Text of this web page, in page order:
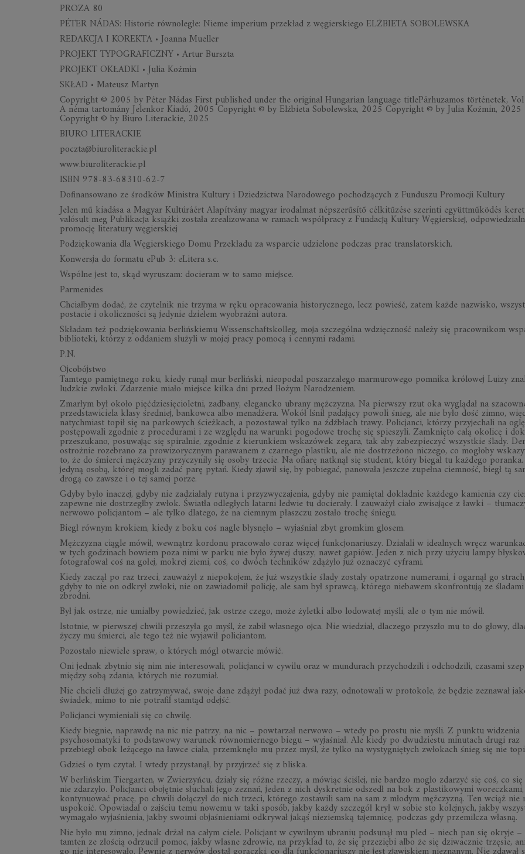
PROZA 80
PÉTER NÁDAS: Historie równoległe: Nieme imperium przekład z węgierskiego ELŻBIETA SOBOLEWSKA
REDAKCJA I KOREKTA • Joanna Mueller
PROJEKT TYPOGRAFICZNY • Artur Burszta
PROJEKT OKŁADKI • Julia Koźmin
SKŁAD • Mateusz Martyn
Copyright © 2005 by Péter Nádas First published under the original Hungarian language titlePárhuzamos történetek,
A néma tartomány Jelenkor Kiadó, 2005 Copyright © by Elżbieta Sobolewska, 2025 Copyright © by Julia Koźmin, 2025
Copyright © by Biuro Literackie, 2025
BIURO LITERACKIE
poczta@biuroliterackie.pl
www.biuroliterackie.pl
ISBN 978-83-68310-62-7
Dofinansowano ze środków Ministra Kultury i Dziedzictwa Narodowego pochodzących z Funduszu Promocji Kultury
Jelen mű kiadása a Magyar Kultúráért Alapítvány magyar irodalmat népszerűsítő célkitűzése szerinti együttműködés
valósult meg Publikacja książki została zrealizowana w ramach współpracy z Fundacją Kultury Węgierskiej,
promocję literatury węgierskiej
Podziękowania dla Węgierskiego Domu Przekładu za wsparcie udzielone podczas prac translatorskich.
Konwersja do formatu ePub 3: eLitera s.c.
Wspólne jest to, skąd wyruszam: docieram w to samo miejsce.
Parmenides
Chciałbym dodać, że czytelnik nie trzyma w ręku opracowania historycznego, lecz powieść, zatem każde nazwisko,
postacie i okoliczności są jedynie dziełem wyobraźni autora.
Składam też podziękowania berlińskiemu Wissenschaftskolleg, moja szczególna wdzięczność należy się pracownikom
biblioteki, którzy z oddaniem służyli w mojej pracy pomocą i cennymi radami.
P.N.
Ojcobójstwo
Tamtego pamiętnego roku, kiedy runął mur berliński, nieopodal poszarzałego marmurowego pomnika królowej Luizy
ludzkie zwłoki. Zdarzenie miało miejsce kilka dni przed Bożym Narodzeniem.
Zmarłym był około pięćdziesięcioletni, zadbany, elegancko ubrany mężczyzna. Na pierwszy rzut oka wyglądał na
przedstawiciela klasy średniej, bankowca albo menadżera. Wokół lśnił padający powoli śnieg, ale nie było dość zimno, więc
natychmiast topił się na parkowych ścieżkach, a pozostawał tylko na źdźbłach trawy. Policjanci, którzy przyjechali na
postępowali zgodnie z procedurami i ze względu na warunki pogodowe trochę się spieszyli. Zamknięto całą okolicę i
przeszukano, posuwając się spiralnie, zgodnie z kierunkiem wskazówek zegara, tak aby zabezpieczyć wszystkie ślady.
ostrożnie rozebrano za prowizorycznym parawanem z czarnego plastiku, ale nie dostrzeżono niczego, co mogłoby
to, że do śmierci mężczyzny przyczyniły się osoby trzecie. Na ofiarę natknął się student, który biegał tu każdego poranka.
jedyną osobą, której mogli zadać parę pytań. Kiedy zjawił się, by pobiegać, panowała jeszcze zupełna ciemność, biegł tą
drogą co zawsze i o tej samej porze.
Gdyby było inaczej, gdyby nie zadziałały rutyna i przyzwyczajenia, gdyby nie pamiętał dokładnie każdego kamienia czy
zapewne nie dostrzegłby zwłok. Światła odległych latarni ledwie tu docierały. I zauważył ciało zwisające z ławki –
nerwowo policjantom – ale tylko dlatego, że na ciemnym płaszczu zostało trochę śniegu.
Biegł równym krokiem, kiedy z boku coś nagle błysnęło – wyjaśniał zbyt gromkim głosem.
Mężczyzna ciągle mówił, wewnątrz kordonu pracowało coraz więcej funkcjonariuszy. Działali w idealnych wręcz
w tych godzinach bowiem poza nimi w parku nie było żywej duszy, nawet gapiów. Jeden z nich przy użyciu lampy
fotografował coś na gołej, mokrej ziemi, coś, co dwóch techników zdążyło już oznaczyć cyframi.
Kiedy zaczął po raz trzeci, zauważył z niepokojem, że już wszystkie ślady zostały opatrzone numerami, i ogarnął go
gdyby to nie on odkrył zwłoki, nie on zawiadomił policję, ale sam był sprawcą, którego niebawem skonfrontują ze śladami
zbrodni.
Był jak ostrze, nie umiałby powiedzieć, jak ostrze czego, może żyletki albo lodowatej myśli, ale o tym nie mówił.
Istotnie, w pierwszej chwili przeszyła go myśl, że zabił własnego ojca. Nie wiedział, dlaczego przyszło mu to do głowy,
życzy mu śmierci, ale tego też nie wyjawił policjantom.
Pozostało niewiele spraw, o których mógł otwarcie mówić.
Oni jednak zbytnio się nim nie interesowali, policjanci w cywilu oraz w mundurach przychodzili i odchodzili, czasami
między sobą zdania, których nie rozumiał.
Nie chcieli dłużej go zatrzymywać, swoje dane zdążył podać już dwa razy, odnotowali w protokole, że będzie zeznawał
świadek, mimo to nie potrafił stamtąd odejść.
Policjanci wymieniali się co chwilę.
Kiedy biegnie, naprawdę na nic nie patrzy, na nic – powtarzał nerwowo – wtedy po prostu nie myśli. Z punktu widzenia
psychosomatyki to podstawowy warunek równomiernego biegu – wyjaśniał. Ale kiedy po dwudziestu minutach drugi raz
przebiegł obok leżącego na ławce ciała, przemknęło mu przez myśl, że tylko na wystygniętych zwłokach śnieg się nie
Gdzieś o tym czytał. I wtedy przystanął, by przyjrzeć się z bliska.
W berlińskim Tiergarten, w Zwierzyńcu, działy się różne rzeczy, a mówiąc ściślej, nie bardzo mogło zdarzyć się coś, co się
nie zdarzyło. Policjanci obojętnie słuchali jego zeznań, jeden z nich dyskretnie odszedł na bok z plastikowymi
kontynuować pracę, po chwili dołączył do nich trzeci, którego zostawili sam na sam z młodym mężczyzną. Ten wciąż nie
uspokoić. Opowiadał o zajściu temu nowemu w taki sposób, jakby każdy szczegół krył w sobie sto kolejnych, jakby
wymagało wyjaśnienia, jakby swoimi objaśnieniami odkrywał jakąś nieziemską tajemnicę, podczas gdy przemilcza własną.
Nie było mu zimno, jednak drżał na całym ciele. Policjant w cywilnym ubraniu podsunął mu pled – niech pan się okryje –
tamten ze złością odrzucił pomoc, jakby własne zdrowie, na przykład to, że się przeziębi albo że się dziwacznie trzęsie,